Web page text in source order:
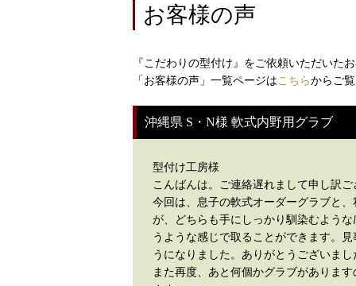
お客様の声
『こだわりの型付け』をご依頼いただいた
「お客様の声」一覧ページはこちらからご
沖縄県 S・N様 軟式内野用グラブ
型付け工房様
こんばんは。ご連絡遅れまして申し訳
今回は、息子の軟式オーダーグラブと
が、どちらも手にしっかり馴染むよう
うような感じで取ることができます。
うになりました。ありがとうございまし
また再度、あと何個かグラブがありま